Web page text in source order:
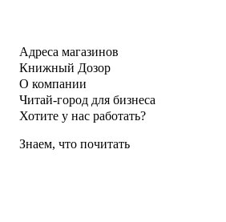
Адреса магазинов
Книжный Дозор
О компании
Читай-город для бизнеса
Хотите у нас работать?
Знаем, что почитать